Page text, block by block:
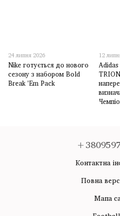
24 липня 2026
Nike готується до нового
сезону з набором Bold
Break 'Em Pack
12
Контактна
Повна
Мапа